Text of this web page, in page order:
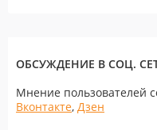
ОБСУЖДЕНИЕ В СОЦ.
Мнение пользователей
Вконтакте, Дзен